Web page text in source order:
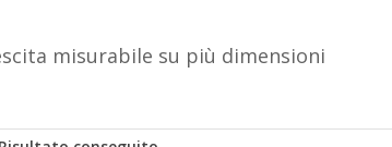
misurabile su più dimensioni